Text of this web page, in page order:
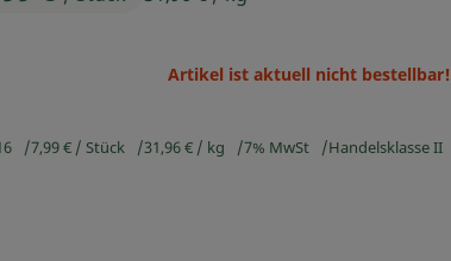
Artikel ist aktuell nicht bestellbar!
7,99 € / Stück 31,96 € / kg 7% MwSt Handelsklasse II